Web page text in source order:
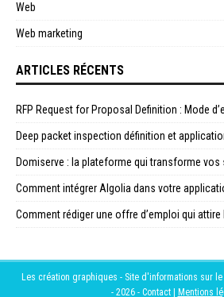
Web
Web marketing
ARTICLES RÉCENTS
RFP Request for Proposal Definition : Mode
Deep packet inspection définition et
Domiserve : la plateforme qui transforme
Comment intégrer Algolia dans votre
Comment rédiger une offre d’emploi qui
Les création graphiques - Site d'informations sur
- 2026 - Contact Mentions